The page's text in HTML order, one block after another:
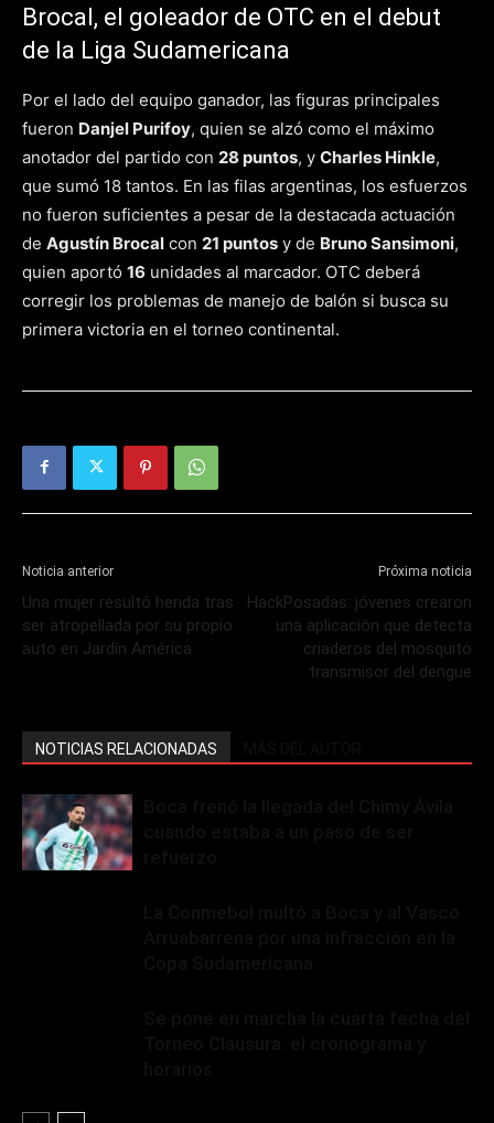
Brocal, el goleador de OTC en el debut
de la Liga Sudamericana
Por el lado del equipo ganador, las figuras principales
fueron Danjel Purifoy, quien se alzó como el máximo
anotador del partido con 28 puntos, y Charles Hinkle,
que sumó 18 tantos. En las filas argentinas, los esfuerzos
no fueron suficientes a pesar de la destacada actuación
de Agustín Brocal con 21 puntos y de Bruno Sansimoni,
quien aportó 16 unidades al marcador. OTC deberá
corregir los problemas de manejo de balón si busca su
primera victoria en el torneo continental.
Noticia anterior
Una mujer resultó herida tras
ser atropellada por su propio
auto en Jardín América
Próxima noticia
HackPosadas: jóvenes crearon
una aplicación que detecta
criaderos del mosquito
transmisor del dengue
NOTICIAS RELACIONADAS